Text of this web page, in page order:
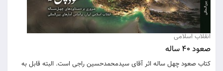
انقلاب اسلامی
صعود 40 ساله
کتاب صعود چهل ساله اثر آقای سیدمحمدحسین راجی است. البته قابل به